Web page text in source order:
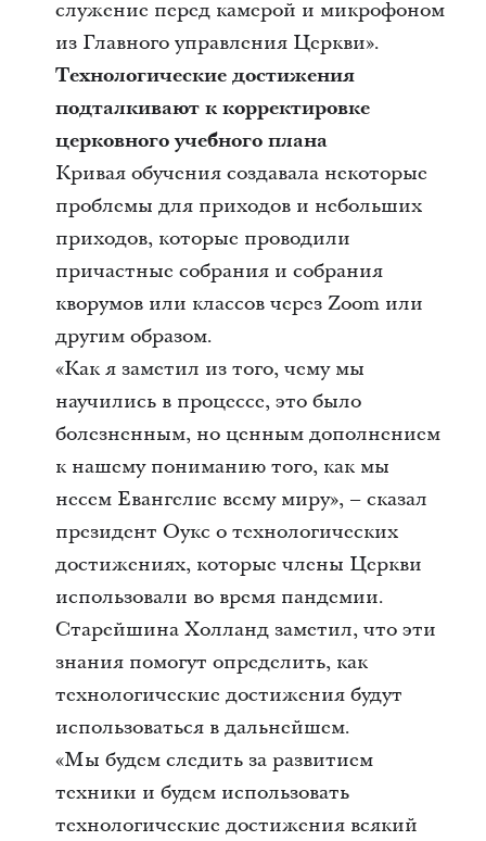
служение перед камерой и микрофоном
из Главного управления Церкви».
Технологические достижения
подталкивают к корректировке
церковного учебного плана
Кривая обучения создавала некоторые
проблемы для приходов и небольших
приходов, которые проводили
причастные собрания и собрания
кворумов или классов через Zoom или
другим образом.
«Как я заметил из того, чему мы
научились в процессе, это было
болезненным, но ценным дополнением
к нашему пониманию того, как мы
несем Евангелие всему миру», – сказал
президент Оукс о технологических
достижениях, которые члены Церкви
использовали во время пандемии.
Старейшина Холланд заметил, что эти
знания помогут определить, как
технологические достижения будут
использоваться в дальнейшем.
«Мы будем следить за развитием
техники и будем использовать
технологические достижения всякий